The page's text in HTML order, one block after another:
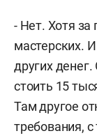
- Нет. Хотя
мастерских.
других
стоить 15
Там другое
требования,